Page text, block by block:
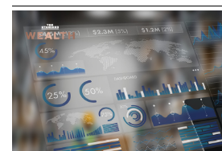
สังคมต้องมี ‘ความเท่าเทียม’ ใ
เติบโตท่ามกลางสังคมที่ยอมรับ
กอดความหลากหลาย เช่น เชื้อ
หรือความเชื่อต่างๆ ทำให้เด็ก
เรื่องความเท่าเทียม และเคาร
ความยุติธรรม